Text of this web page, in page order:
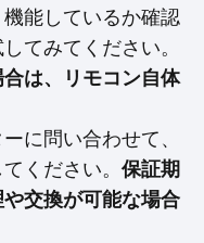
能しているか確認
てみてください。
は、リモコン自体
に問い合わせて、
ください。 保証期
交換が可能な場合